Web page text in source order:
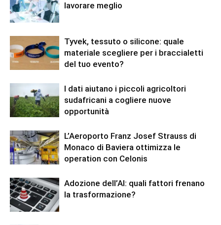
lavorare meglio
Tyvek, tessuto o silicone: quale
materiale scegliere per i braccialetti
del tuo evento?
I dati aiutano i piccoli agricoltori
sudafricani a cogliere nuove
opportunità
L’Aeroporto Franz Josef Strauss di
Monaco di Baviera ottimizza le
operation con Celonis
Adozione dell’AI: quali fattori frenano
la trasformazione?